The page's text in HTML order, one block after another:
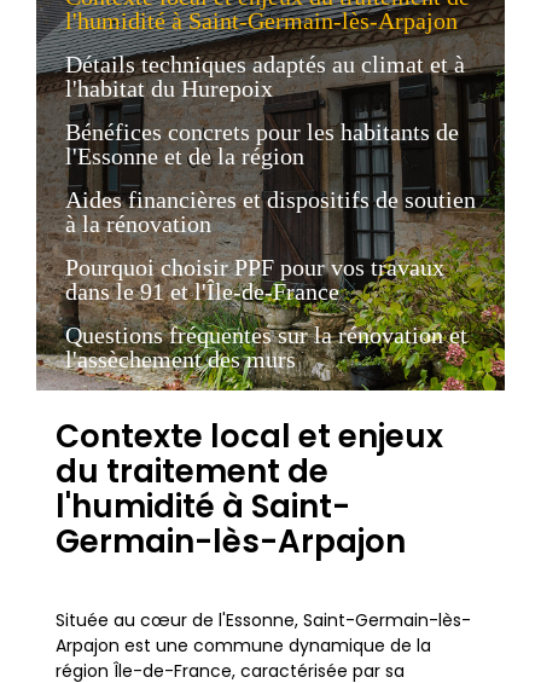
l'humidité à Saint-Germain-lès-Arpajon
Détails techniques adaptés au climat et à
l'habitat du Hurepoix
Bénéfices concrets pour les habitants de
l'Essonne et de la région
Aides financières et dispositifs de soutien
à la rénovation
Pourquoi choisir PPF pour vos travaux
dans le 91 et l'Île-de-France
Questions fréquentes sur la rénovation et
l'assèchement des murs
Contexte local et enjeux
du traitement de
l'humidité à Saint-
Germain-lès-Arpajon
Située au cœur de l'Essonne, Saint-Germain-lès-
Arpajon est une commune dynamique de la
région Île-de-France, caractérisée par sa